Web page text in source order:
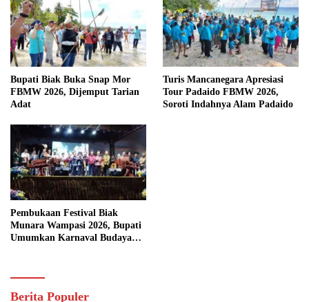
Bupati Biak Buka Snap Mor
FBMW 2026, Dijemput Tarian
Adat
Turis Mancanegara Apresiasi
Tour Padaido FBMW 2026,
Soroti Indahnya Alam Padaido
Pembukaan Festival Biak
Munara Wampasi 2026, Bupati
Umumkan Karnaval Budaya
Berita Populer